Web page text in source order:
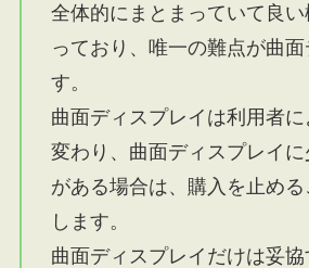
全体的にまとまっていて良
っており、唯一の難点が曲
す。
曲面ディスプレイは利用者
変わり、曲面ディスプレイ
がある場合は、購入を止め
します。
曲面ディスプレイだけは妥